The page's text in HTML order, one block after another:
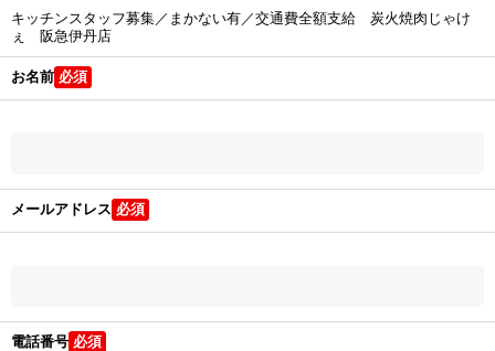
キッチンスタッフ募集／まかない有／交通費全額支給 炭火焼肉じゃけ
ぇ 阪急伊丹店
お名前
メールアドレス
電話番号